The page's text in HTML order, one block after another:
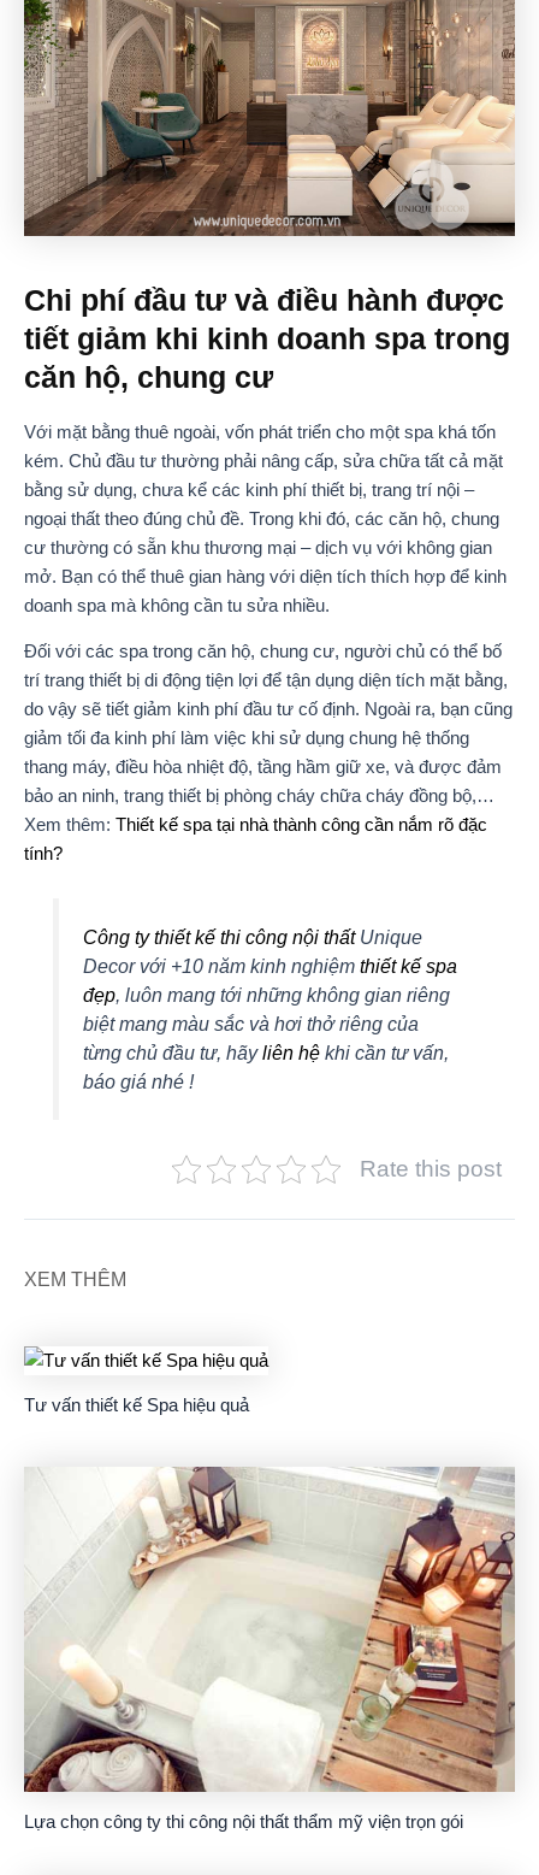
Chi phí đầu tư và điều hành được
tiết giảm khi kinh doanh spa trong
căn hộ, chung cư
Với mặt bằng thuê ngoài, vốn phát triển cho một spa khá tốn
kém. Chủ đầu tư thường phải nâng cấp, sửa chữa tất cả mặt
bằng sử dụng, chưa kể các kinh phí thiết bị, trang trí nội –
ngoại thất theo đúng chủ đề. Trong khi đó, các căn hộ, chung
cư thường có sẵn khu thương mại – dịch vụ với không gian
mở. Bạn có thể thuê gian hàng với diện tích thích hợp để kinh
doanh spa mà không cần tu sửa nhiều.
Đối với các spa trong căn hộ, chung cư, người chủ có thể bố
trí trang thiết bị di động tiện lợi để tận dụng diện tích mặt bằng,
do vậy sẽ tiết giảm kinh phí đầu tư cố định. Ngoài ra, bạn cũng
giảm tối đa kinh phí làm việc khi sử dụng chung hệ thống
thang máy, điều hòa nhiệt độ, tầng hầm giữ xe, và được đảm
bảo an ninh, trang thiết bị phòng cháy chữa cháy đồng bộ,…
Xem thêm: Thiết kế spa tại nhà thành công cần nắm rõ đặc
tính?
Công ty thiết kế thi công nội thấtUnique
Decor với +10 năm kinh nghiệmthiết kế spa
đẹp , luôn mang tới những không gian riêng
biệt mang màu sắc và hơi thở riêng của
từng chủ đầu tư, hãyliên hệ khi cần tư vấn,
báo giá nhé !
Rate this post
XEM THÊM
Tư vấn thiết kế Spa hiệu quả
Lựa chọn công ty thi công nội thất thẩm mỹ viện trọn gói